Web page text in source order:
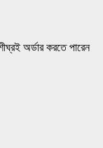
অর্ডার করতে পারেন